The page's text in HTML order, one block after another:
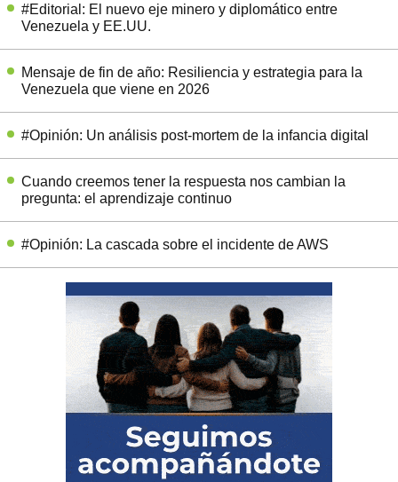
#Editorial: El nuevo eje minero y diplomático entre
Venezuela y EE.UU.
Mensaje de fin de año: Resiliencia y estrategia para la
Venezuela que viene en 2026
#Opinión: Un análisis post-mortem de la infancia digital
Cuando creemos tener la respuesta nos cambian la
pregunta: el aprendizaje continuo
#Opinión: La cascada sobre el incidente de AWS